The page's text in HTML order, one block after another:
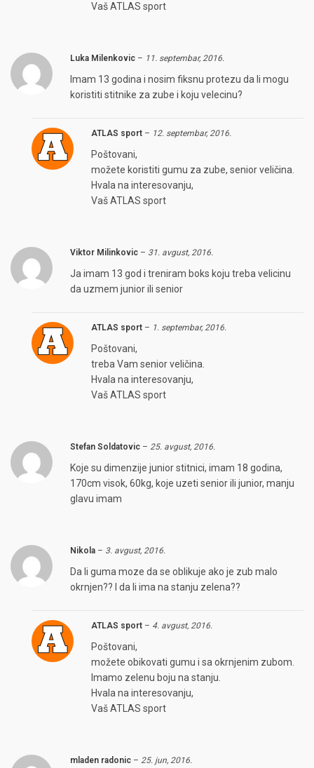
Vaš ATLAS sport
Luka Milenkovic – 11. septembar, 2016.
Imam 13 godina i nosim fiksnu protezu da li mogu
koristiti stitnike za zube i koju velecinu?
ATLAS sport – 12. septembar, 2016.
Poštovani,
možete koristiti gumu za zube, senior veličina.
Hvala na interesovanju,
Vaš ATLAS sport
Viktor Milinkovic – 31. avgust, 2016.
Ja imam 13 god i treniram boks koju treba velicinu
da uzmem junior ili senior
ATLAS sport – 1. septembar, 2016.
Poštovani,
treba Vam senior veličina.
Hvala na interesovanju,
Vaš ATLAS sport
Stefan Soldatovic – 25. avgust, 2016.
Koje su dimenzije junior stitnici, imam 18 godina,
170cm visok, 60kg, koje uzeti senior ili junior, manju
glavu imam
Nikola – 3. avgust, 2016.
Da li guma moze da se oblikuje ako je zub malo
okrnjen?? I da li ima na stanju zelena??
ATLAS sport – 4. avgust, 2016.
Poštovani,
možete obikovati gumu i sa okrnjenim zubom.
Imamo zelenu boju na stanju.
Hvala na interesovanju,
Vaš ATLAS sport
mladen radonic – 25. jun, 2016.